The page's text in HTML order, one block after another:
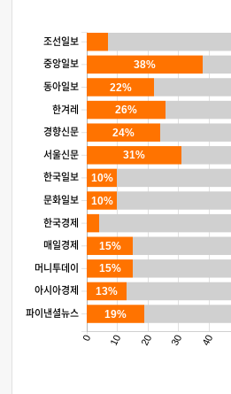
0 10 20 30 40
조선일보
중앙일보
동아일보
한겨레
경향신문
서울신문
한국일보
문화일보
한국경제
매일경제
머니투데이
아시아경제
파이낸셜뉴스
38%
22%
26%
24%
31%
10%
10%
15%
15%
13%
19%